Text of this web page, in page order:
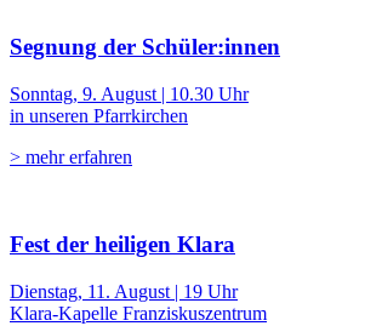
Segnung der Schüler:innen
Sonntag, 9. August | 10.30 Uhr
in unseren Pfarrkirchen
> mehr erfahren
Fest der heiligen Klara
Dienstag, 11. August | 19 Uhr
Klara-Kapelle Franziskuszentrum